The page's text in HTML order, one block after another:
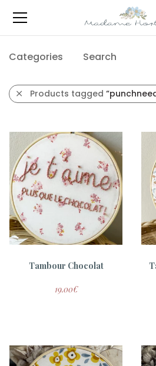
Categories Search
Products tagged
Tambour Chocolat
19.00€